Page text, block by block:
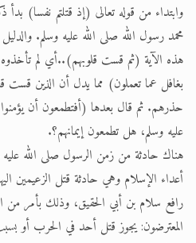
وابتداء من قوله تعالى (إذ قتلتم نفسا)
محمد رسول الله صلى الله عليه وسلم.
هذه الآية (ثم قست قلوبهم)..أي لم
بغافل عما تعملون) مما يدل أن الذين قست
حذرهم. ثم قال بعدها (أفتطمعون أن
عليه وسلم، هل تطمعون إيمانهم؟.
هناك حادثة من زمن الرسول صلى الله
أعداء الإسلام وهي حادثة قتل الزعيمين
رافع سلام بن أبي الحقيق، وذلك بأمر من
المعترضون: يجوز قتل أحد في الحرب أو